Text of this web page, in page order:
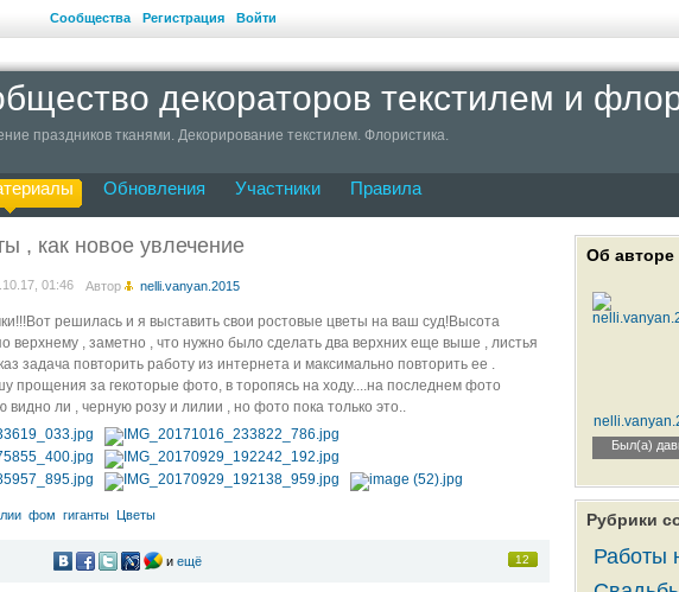
Сообщества Регистрация Войти
декораторов текстилем и
праздников тканями. Декорирование текстилем. Флористика.
Обновления Участники Правила
, как новое увлечение
01:46 Автор nelli.vanyan.2015
решилась и я выставить свои ростовые цветы на ваш суд!Высота
верхнему , заметно , что нужно было сделать два верхних еще выше , листья
задача повторить работу из интернета и максимально повторить ее .
прощения за гекоторые фото, в торопясь на ходу....на последнем фото
видно ли , черную розу и лилии , но фото пока только это..
фом гиганты Цветы
12
и ещё
Об авторе
Был(а)
Рубрики
Работы